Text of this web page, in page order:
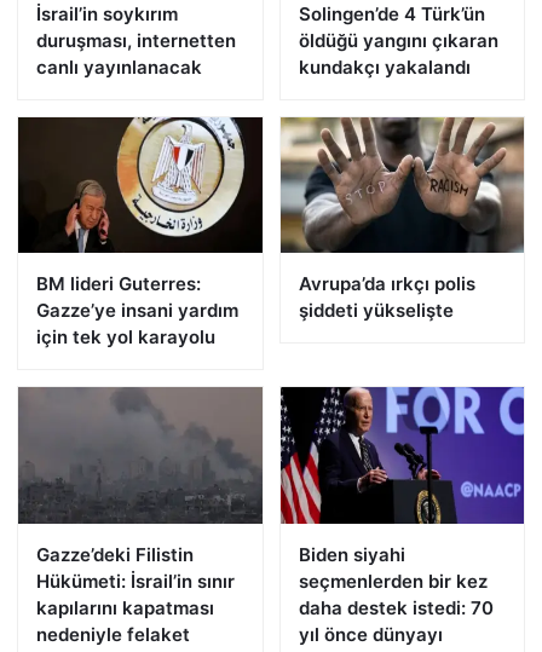
İsrail’in soykırım
duruşması, internetten
canlı yayınlanacak
Solingen’de 4 Türk’ün
öldüğü yangını çıkaran
kundakçı yakalandı
BM lideri Guterres:
Gazze’ye insani yardım
için tek yol karayolu
Avrupa’da ırkçı polis
şiddeti yükselişte
Gazze’deki Filistin
Hükümeti: İsrail’in sınır
kapılarını kapatması
nedeniyle felaket
Biden siyahi
seçmenlerden bir kez
daha destek istedi: 70
yıl önce dünyayı